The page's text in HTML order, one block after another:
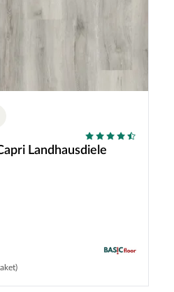
Landhausdiele